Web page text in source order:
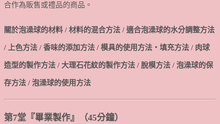
合作為販售或禮品的商品。
關於泡澡球的材料 / 材料的混合方法 / 適合泡澡球的水分調整方法
/ 上色方法 / 香味的添加方法 / 模具的使用方法・填充方法 / 肉球
造型的製作方法 / 大理石花紋的製作方法 / 脫模方法 / 泡澡球的保
存方法 / 泡澡球的使用方法
第7堂『畢業製作』（45分鐘）